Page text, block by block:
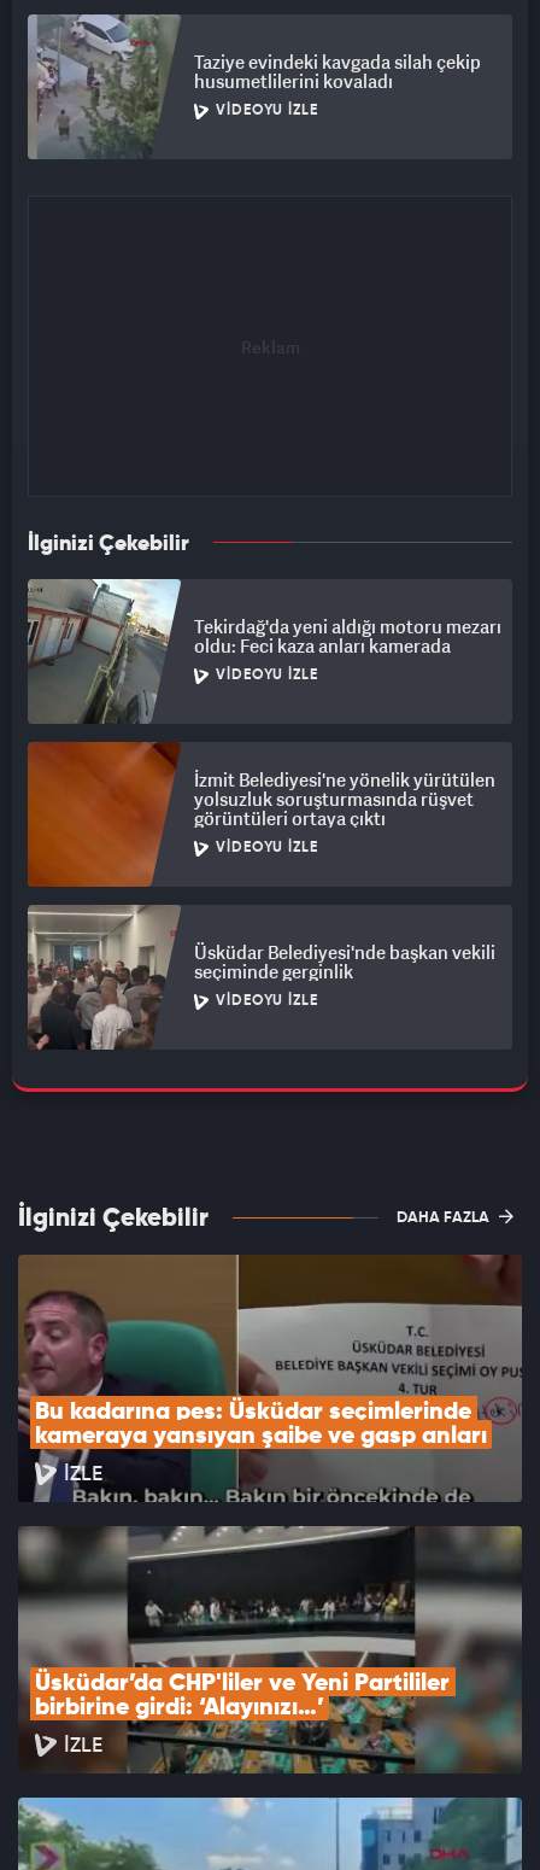
Taziye evindeki kavgada silah çekip
husumetlilerini kovaladı
VIDEOYU İZLE
İlginizi Çekebilir
Tekirdağ'da yeni aldığı motoru mezarı
oldu: Feci kaza anları kamerada
VIDEOYU İZLE
İzmit Belediyesi'ne yönelik yürütülen
yolsuzluk soruşturmasında rüşvet
görüntüleri ortaya çıktı
VIDEOYU İZLE
Üsküdar Belediyesi'nde başkan vekili
seçiminde gerginlik
VIDEOYU İZLE
İlginizi Çekebilir DAHA FAZLA
Bu kadarına pes: Üsküdar seçimlerinde
kameraya yansıyan şaibe ve gasp anları
İZLE
Üsküdar’da CHP'liler ve Yeni Partililer
birbirine girdi: ‘Alayınızı…’
İZLE